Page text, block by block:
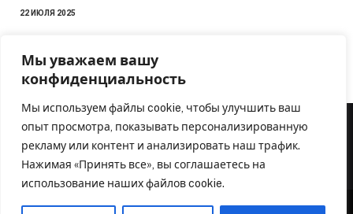
Мы уважаем вашу
конфиденциальность
Мы используем файлы cookie, чтобы улучшить ваш
опыт просмотра, показывать персонализированную
рекламу или контент и анализировать наш трафик.
Нажимая «Принять все», вы соглашаетесь на
использование наших файлов cookie.
22 ИЮЛЯ 2025